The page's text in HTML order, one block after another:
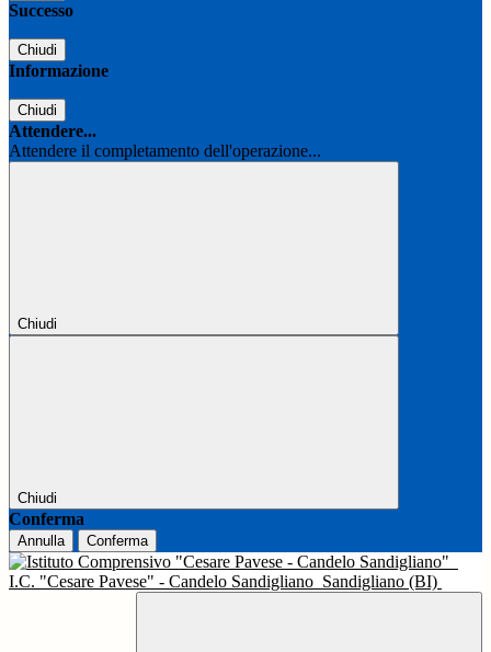
Successo
Chiudi
Informazione
Chiudi
Attendere...
Attendere il completamento dell'operazione...
Chiudi
Chiudi
Conferma
Annulla Conferma
I.C. "Cesare Pavese" - Candelo Sandigliano Sandigliano (BI)